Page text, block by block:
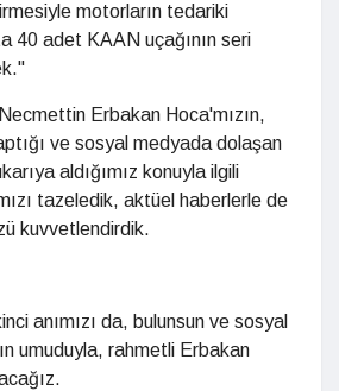
motorların tedariki
40 adet KAAN uçağının seri
Erbakan Hoca'mızın,
ve sosyal medyada dolaşan
aldığımız konuyla ilgili
tazeledik, aktüel haberlerle de
kuvvetlendirdik.
anımızı da, bulunsun ve sosyal
umuduyla, rahmetli Erbakan